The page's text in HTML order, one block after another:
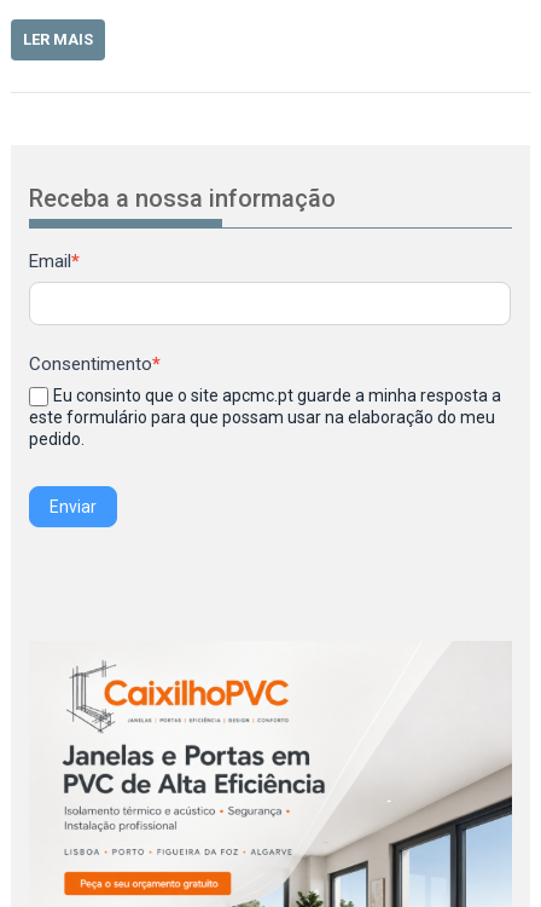
LER MAIS
Receba a nossa informação
Newsletter
Email*
Consentimento*
Eu consinto que o site apcmc.pt guarde a minha resposta a
este formulário para que possam usar na elaboração do meu
pedido.
Enviar